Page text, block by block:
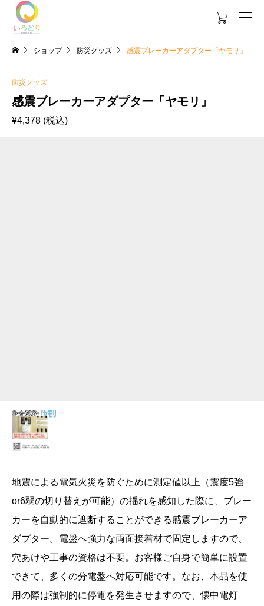

ショップ 防災グッズ 感震ブレーカーアダプター「ヤモリ」
防災グッズ
感震ブレーカーアダプター「ヤモリ」
¥4,378 (税込)
地震による電気火災を防ぐために測定値以上（震度5強
or6弱の切り替えが可能）の揺れを感知した際に、ブレー
カーを自動的に遮断することができる感震ブレーカーア
ダプター。電盤へ強力な両面接着材で固定しますので、
穴あけや工事の資格は不要。お客様ご自身で簡単に設置
できて、多くの分電盤へ対応可能です。なお、本品を使
用の際は強制的に停電を発生させますので、懐中電灯